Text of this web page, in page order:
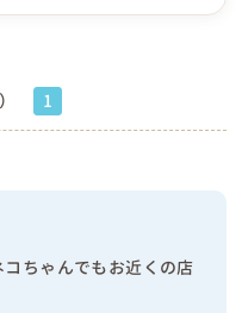
1
ちゃんでもお近くの店